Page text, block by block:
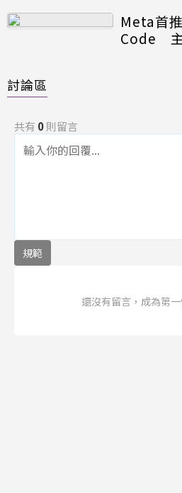
Meta首
Code
討論區
共有 0則留言
規範
還沒有留言，成為第